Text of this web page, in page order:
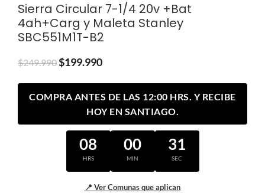
Sierra Circular 7-1/4 20v +Bat
4ah+Carg y Maleta Stanley
SBC551M1T-B2
$249.990$199.990
COMPRA ANTES DE LAS 12:00 HRS. Y RECIBE
HOY EN SANTIAGO.
08
HRS
00
MIN
31
SEC
📍 Ver Comunas que aplican